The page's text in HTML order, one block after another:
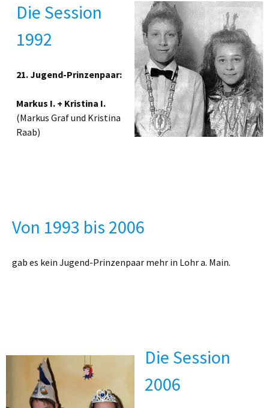
Die Session
1992
21. Jugend-Prinzenpaar:
Markus I. + Kristina I.
(Markus Graf und Kristina
Raab)
Von 1993 bis 2006
gab es kein Jugend-Prinzenpaar mehr in Lohr a. Main.
Die Session
2006